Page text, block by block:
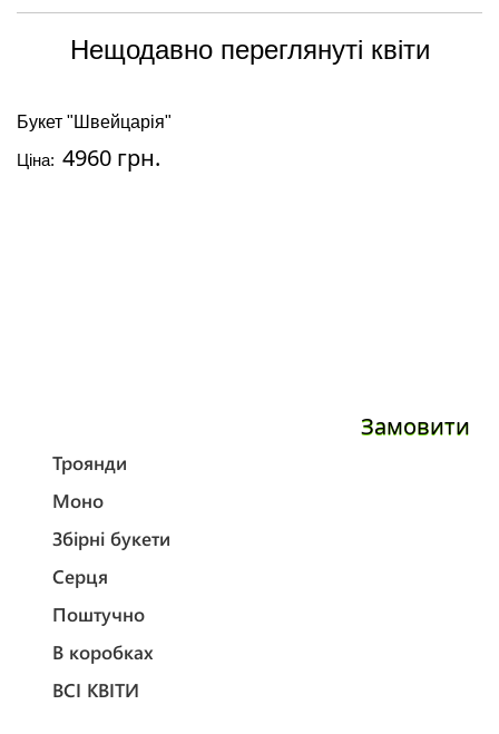
Нещодавно переглянуті квіти
Букет "Швейцарія"
Ціна: 4960 грн.
Замовити
Троянди
Моно
Збірні букети
Серця
Поштучно
В коробках
ВСІ КВІТИ